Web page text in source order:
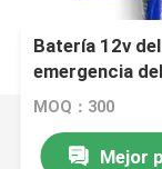
Batería 12v
emergencia
fuente de
MOQ：300
Mejor